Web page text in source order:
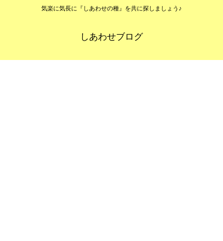
気楽に気長に『しあわせの種』を共に探しましょう♪
しあわせブログ